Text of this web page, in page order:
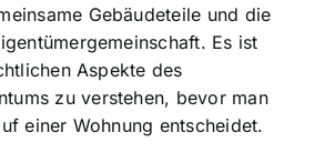
Gebäudeteile und die
Es ist
Aspekte des
zu verstehen, bevor man
einer Wohnung entscheidet.